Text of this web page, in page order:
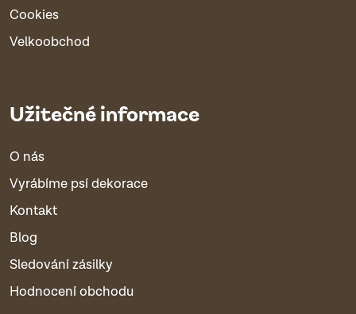
Cookies
Velkoobchod
Užitečné informace
O nás
Vyrábíme psí dekorace
Kontakt
Blog
Sledování zásilky
Hodnocení obchodu